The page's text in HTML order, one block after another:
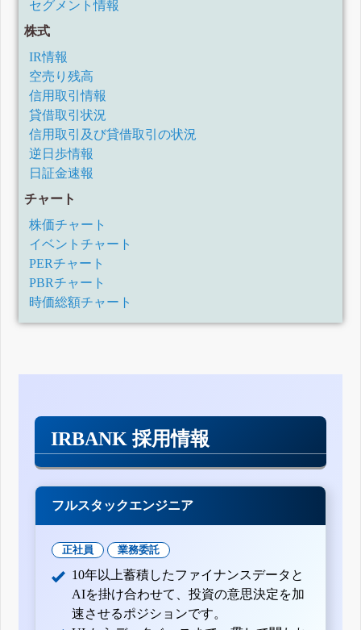
セグメント情報
株式
IR情報
空売り残高
信用取引情報
貸借取引状況
信用取引及び貸借取引の状況
逆日歩情報
日証金速報
チャート
株価チャート
イベントチャート
PERチャート
PBRチャート
時価総額チャート
IRBANK 採用情報
フルスタックエンジニア
正社員 業務委託
10年以上蓄積したファイナンスデータと
AIを掛け合わせて、投資の意思決定を加
速させるポジションです。